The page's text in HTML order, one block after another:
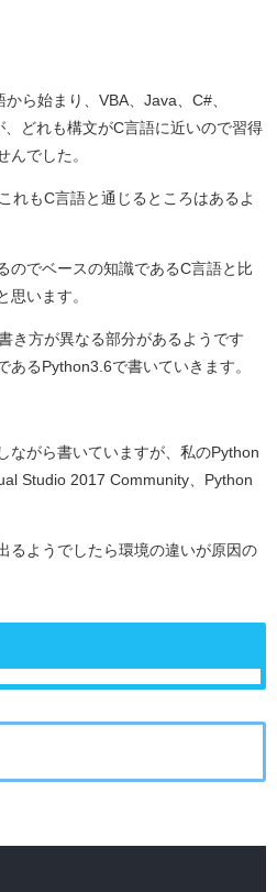
ら始まり、VBA、Java、C#、
どれも構文がC言語に近いので習得
んでした。
れもC言語と通じるところはあるよ
のでベースの知識であるC言語と比
思います。
き方が異なる部分があるようです
あるPython3.6で書いていきます。
ながら書いていますが、私のPython
Studio 2017 Community、Python
るようでしたら環境の違いが原因の